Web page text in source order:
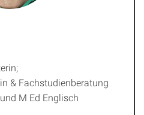
& Fachstudienberatung
M Ed Englisch